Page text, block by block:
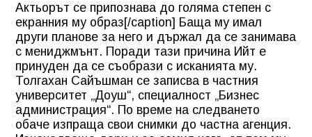
Актьорът се припознава до голяма степен с
екранния му образ[/caption] Баща му имал
други планове за него и държал да се занимава
с мениджмънт. Поради тази причина Ийт е
принуден да се съобрази с исканията му.
Толгахан Сайъшман се записва в частния
университет „Доуш“, специалност „Бизнес
администрация“. По време на следването
обаче изпраща свои снимки до частна агенция.